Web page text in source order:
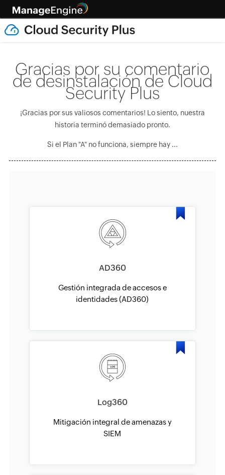
Gracias por su comentario
de desinstalación de Cloud
Security Plus
¡Gracias por sus valiosos comentarios! Lo siento, nuestra
historia terminó demasiado pronto.
Si el Plan "A" no funciona, siempre hay ...
AD360
Gestión integrada de accesos e
identidades (AD360)
Log360
Mitigación integral de amenazas y
SIEM